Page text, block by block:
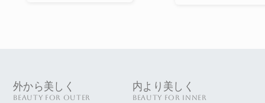
外から美しく
BEAUTY FOR OUTER
内より美しく
BEAUTY FOR INNER